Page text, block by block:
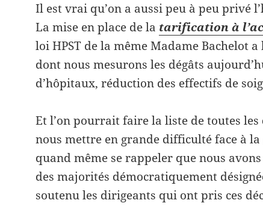
Il est vrai qu’on a aussi peu à peu privé
La mise en place de la tarification à
loi HPST de la même Madame Bachelot
dont nous mesurons les dégâts
d’hôpitaux, réduction des effectifs de
Et l’on pourrait faire la liste de toutes
nous mettre en grande difficulté face à
quand même se rappeler que nous
des majorités démocratiquement
soutenu les dirigeants qui ont pris ces